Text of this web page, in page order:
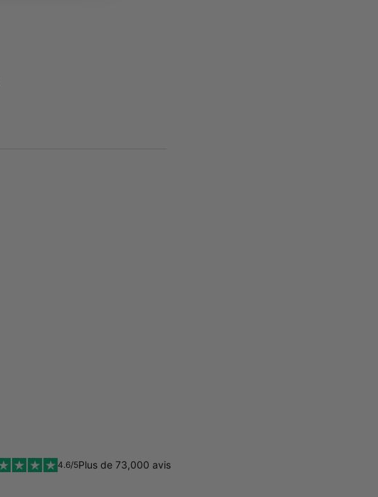
4.6/5Plus de 73,000 avis